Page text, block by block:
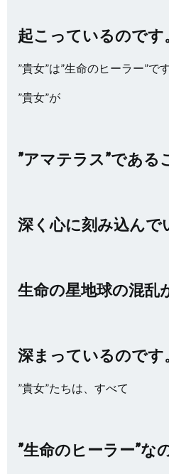
起こっているのです
”貴女”は”生命のヒーラー”です
”貴女”が
”アマテラス”である
深く心に刻み込んで
生命の星地球の混乱
深まっているのです
”貴女”たちは、すべて
”生命のヒーラー”な